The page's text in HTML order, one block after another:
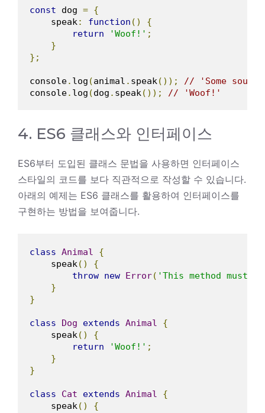
const dog = {
    speak
: function ()
{
return
'Woof!' ;
}
};
console. log (animal . speak ());
// 'Some sound'
console. log (dog . speak ()); // 'Woof!'
4. ES6 클래스와 인터페이스
ES6부터 도입된 클래스 문법을 사용하면 인터페이스
스타일의 코드를 보다 직관적으로 작성할 수 있습니다.
아래의 예제는 ES6 클래스를 활용하여 인터페이스를
구현하는 방법을 보여줍니다.
class Animal
{
    speak
()
{
throw new Error( 'This method must
}
}
class Dog extends Animal
{
    speak
()
{
return
'Woof!' ;
}
}
class Cat extends Animal
{
    speak
()
{